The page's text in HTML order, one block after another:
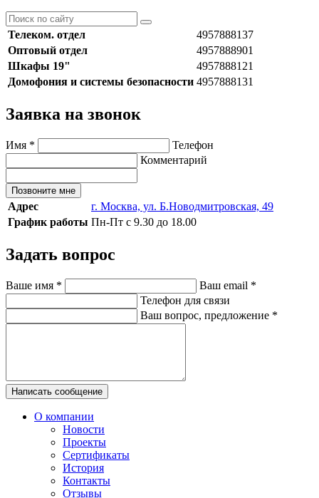
Телеком. отдел
4957888137
Оптовый отдел
4957888901
Шкафы 19"
4957888121
Домофония и системы безопасности 4957888131
Заявка на звонок
Имя *
Телефон
Комментарий
Позвоните мне
Адрес
г. Москва, ул. Б.Новодмитровская, 49
График работы Пн-Пт с 9.30 до 18.00
Задать вопрос
Ваше имя * Ваш email *
Телефон для связи
Ваш вопрос, предложение *
Написать сообщение
О компании
Новости
Проекты
Сертификаты
История
Контакты
Отзывы